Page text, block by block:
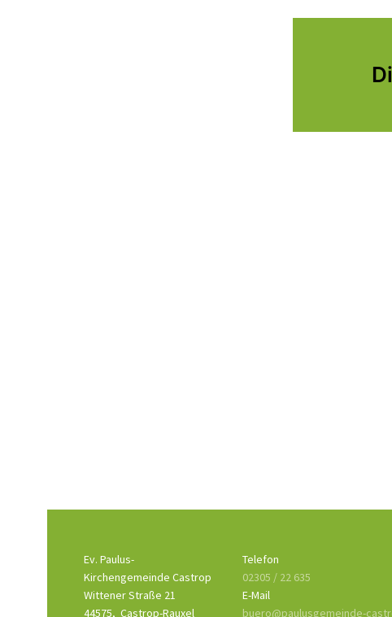
Ev. Paulus-
Kirchengemeinde Castrop
Wittener Straße 21
44575, Castrop-Rauxel
Telefon
02305 / 22 635
E-Mail
buero@paulusgemeinde-